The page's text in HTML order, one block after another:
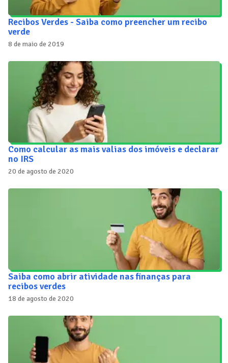
Recibos Verdes - Saiba como preencher um recibo
verde
8 de maio de 2019
Como calcular as mais valias dos imóveis e declarar
no IRS
20 de agosto de 2020
Saiba como abrir atividade nas finanças para
recibos verdes
18 de agosto de 2020